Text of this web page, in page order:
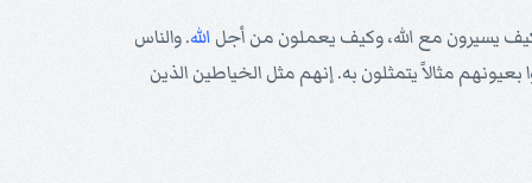
يسيرون مع الله، وكيف يعملون من أجل الله. والناس
مثالاً يتمثلون به. إنهم مثل الخياطين الذين